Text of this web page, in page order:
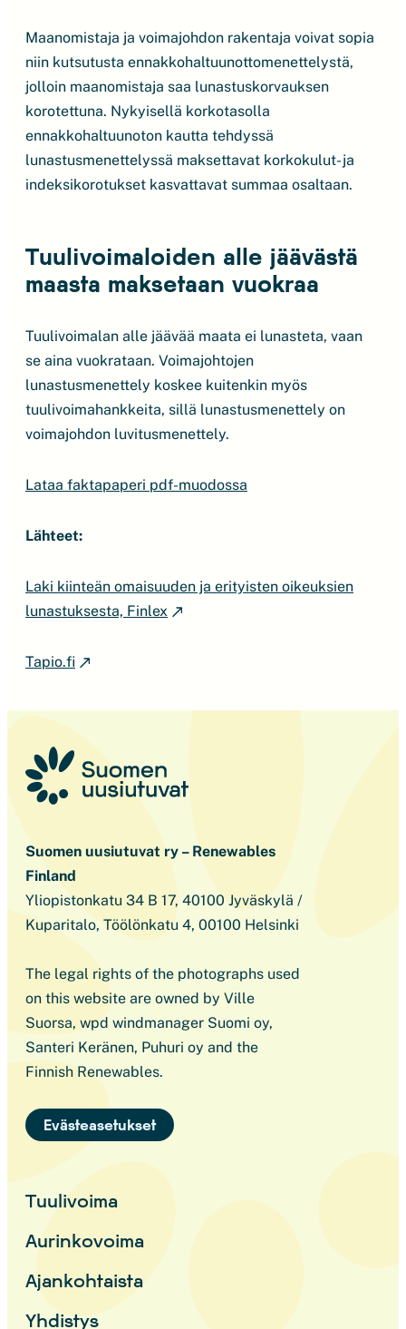
Maanomistaja ja voimajohdon rakentaja voivat sopia
niin kutsutusta ennakkohaltuunottomenettelystä,
jolloin maanomistaja saa lunastuskorvauksen
korotettuna. Nykyisellä korkotasolla
ennakkohaltuunoton kautta tehdyssä
lunastusmenettelyssä maksettavat korkokulut- ja
indeksikorotukset kasvattavat summaa osaltaan.
Tuulivoimaloiden alle jäävästä
maasta maksetaan vuokraa
Tuulivoimalan alle jäävää maata ei lunasteta, vaan
se aina vuokrataan. Voimajohtojen
lunastusmenettely koskee kuitenkin myös
tuulivoimahankkeita, sillä lunastusmenettely on
voimajohdon luvitusmenettely.
Lataa faktapaperi pdf-muodossa
Lähteet:
Laki kiinteän omaisuuden ja erityisten oikeuksien
lunastuksesta, Finlex
Tapio.fi
Suomen uusiutuvat ry – Renewables
Finland
Yliopistonkatu 34 B 17, 40100 Jyväskylä /
Kuparitalo, Töölönkatu 4, 00100 Helsinki
The legal rights of the photographs used
on this website are owned by Ville
Suorsa, wpd windmanager Suomi oy,
Santeri Keränen, Puhuri oy and the
Finnish Renewables.
Evästeasetukset
Tuulivoima
Aurinkovoima
Ajankohtaista
Yhdistys